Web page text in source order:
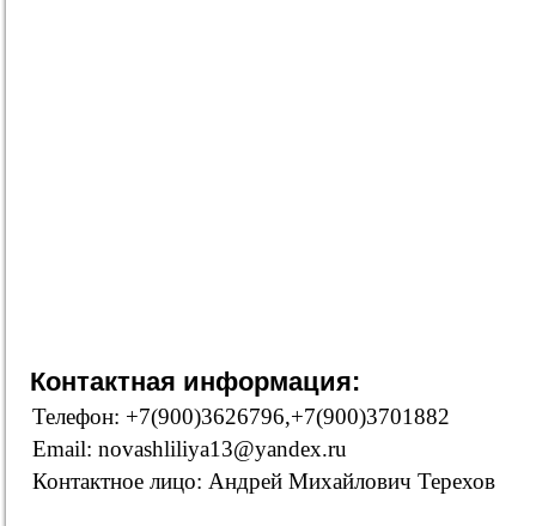
Контактная информация:
Телефон: +7(900)3626796,+7(900)3701882
Email: novashliliya13@yandex.ru
Контактное лицо: Андрей Михайлович Терехов